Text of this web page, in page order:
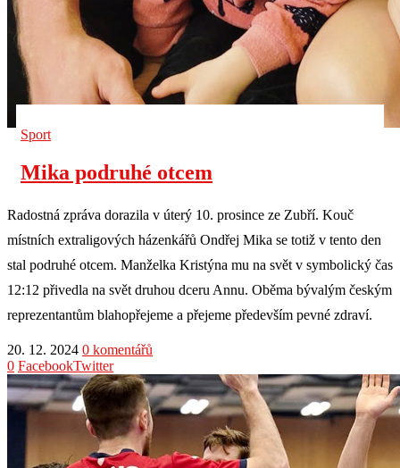
Sport
Mika podruhé otcem
Radostná zpráva dorazila v úterý 10. prosince ze Zubří. Kouč
místních extraligových házenkářů Ondřej Mika se totiž v tento den
stal podruhé otcem. Manželka Kristýna mu na svět v symbolický čas
12:12 přivedla na svět druhou dceru Annu. Oběma bývalým českým
reprezentantům blahopřejeme a přejeme především pevné zdraví.
20. 12. 2024 0 komentářů
0 FacebookTwitter